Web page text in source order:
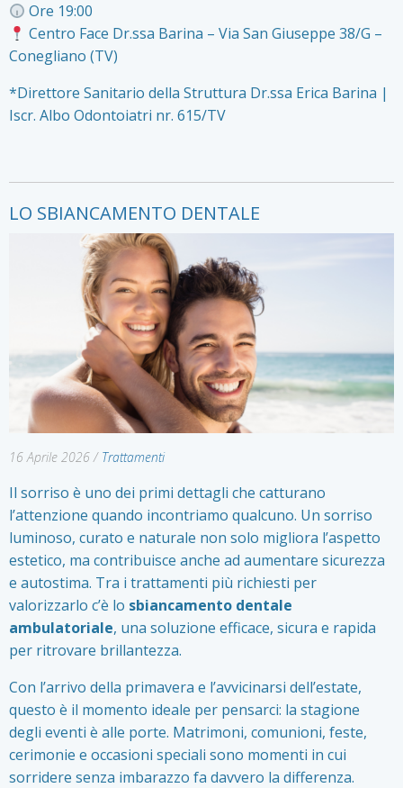
Ore 19:00
Centro Face Dr.ssa Barina – Via San Giuseppe 38/G –
Conegliano (TV)
*Direttore Sanitario della Struttura Dr.ssa Erica Barina |
Iscr. Albo Odontoiatri nr. 615/TV
LO SBIANCAMENTO DENTALE
16 Aprile 2026 / Trattamenti
Il sorriso è uno dei primi dettagli che catturano
l’attenzione quando incontriamo qualcuno. Un sorriso
luminoso, curato e naturale non solo migliora l’aspetto
estetico, ma contribuisce anche ad aumentare sicurezza
e autostima. Tra i trattamenti più richiesti per
valorizzarlo c’è lo sbiancamento dentale
ambulatoriale, una soluzione efficace, sicura e rapida
per ritrovare brillantezza.
Con l’arrivo della primavera e l’avvicinarsi dell’estate,
questo è il momento ideale per pensarci: la stagione
degli eventi è alle porte. Matrimoni, comunioni, feste,
cerimonie e occasioni speciali sono momenti in cui
sorridere senza imbarazzo fa davvero la differenza.